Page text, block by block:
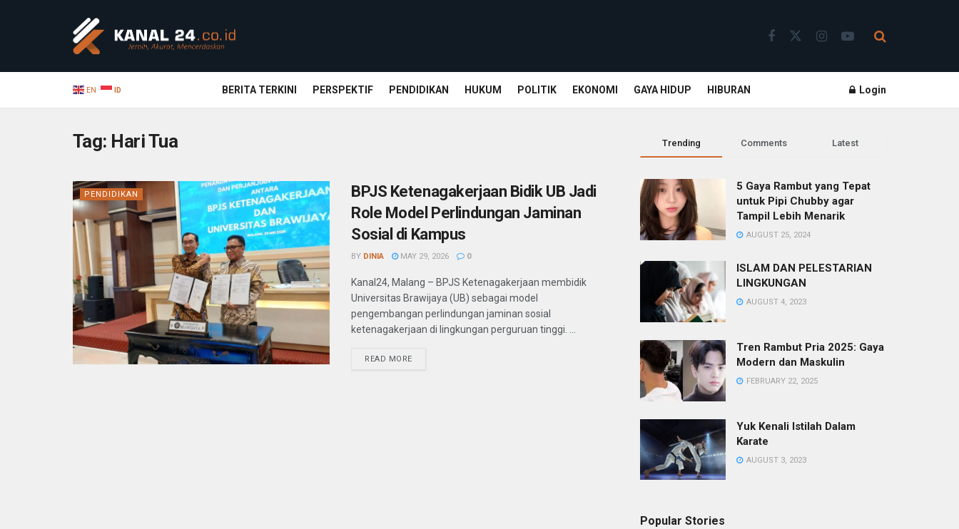
EN ID BERITA TERKINI PERSPEKTIF PENDIDIKAN HUKUM POLITIK EKONOMI GAYA HIDUP HIBURAN Login
Tag: Hari Tua
PENDIDIKAN
BPJS Ketenagakerjaan Bidik UB Jadi
Role Model Perlindungan Jaminan
Sosial di Kampus
BY DINIA MAY 29, 2026 0
Kanal24, Malang – BPJS Ketenagakerjaan membidik
Universitas Brawijaya (UB) sebagai model
pengembangan perlindungan jaminan sosial
ketenagakerjaan di lingkungan perguruan tinggi. ...
READ MORE
Trending Comments Latest
5 Gaya Rambut yang Tepat
untuk Pipi Chubby agar
Tampil Lebih Menarik
AUGUST 25, 2024
ISLAM DAN PELESTARIAN
LINGKUNGAN
AUGUST 4, 2023
Tren Rambut Pria 2025: Gaya
Modern dan Maskulin
FEBRUARY 22, 2025
Yuk Kenali Istilah Dalam
Karate
AUGUST 3, 2023
Popular Stories